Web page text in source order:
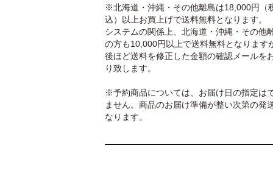
※北海道・沖縄・その他離島は18,000円（
込）以上お買上げで送料無料となります。
システムの関係上、北海道・沖縄・その他
の方も10,000円以上で送料無料となります
後ほど送料を修正した金額の確認メールを
り致します。
※予約商品については、お届け日の指定は
ません。商品のお届け準備が整い次第の発
なります。